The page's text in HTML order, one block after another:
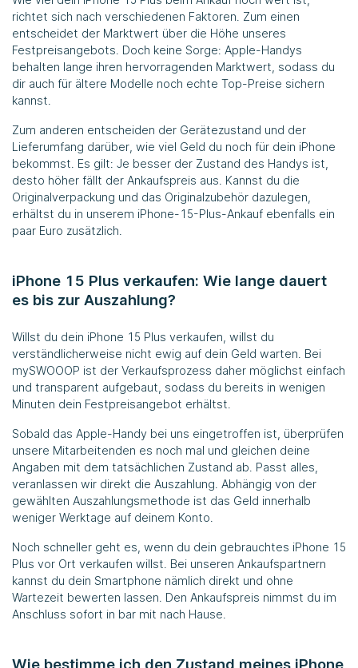
richtet sich nach verschiedenen Faktoren. Zum einen
entscheidet der Marktwert über die Höhe unseres
Festpreisangebots. Doch keine Sorge: Apple-Handys
behalten lange ihren hervorragenden Marktwert, sodass du
dir auch für ältere Modelle noch echte Top-Preise sichern
kannst.
Zum anderen entscheiden der Gerätezustand und der
Lieferumfang darüber, wie viel Geld du noch für dein iPhone
bekommst. Es gilt: Je besser der Zustand des Handys ist,
desto höher fällt der Ankaufspreis aus. Kannst du die
Originalverpackung und das Originalzubehör dazulegen,
erhältst du in unserem iPhone-15-Plus-Ankauf ebenfalls ein
paar Euro zusätzlich.
iPhone 15 Plus verkaufen: Wie lange dauert
es bis zur Auszahlung?
Willst du dein iPhone 15 Plus verkaufen, willst du
verständlicherweise nicht ewig auf dein Geld warten. Bei
mySWOOOP ist der Verkaufsprozess daher möglichst einfach
und transparent aufgebaut, sodass du bereits in wenigen
Minuten dein Festpreisangebot erhältst.
Sobald das Apple-Handy bei uns eingetroffen ist, überprüfen
unsere Mitarbeitenden es noch mal und gleichen deine
Angaben mit dem tatsächlichen Zustand ab. Passt alles,
veranlassen wir direkt die Auszahlung. Abhängig von der
gewählten Auszahlungsmethode ist das Geld innerhalb
weniger Werktage auf deinem Konto.
Noch schneller geht es, wenn du dein gebrauchtes iPhone 15
Plus vor Ort verkaufen willst. Bei unseren Ankaufspartnern
kannst du dein Smartphone nämlich direkt und ohne
Wartezeit bewerten lassen. Den Ankaufspreis nimmst du im
Anschluss sofort in bar mit nach Hause.
Wie bestimme ich den Zustand meines iPhone